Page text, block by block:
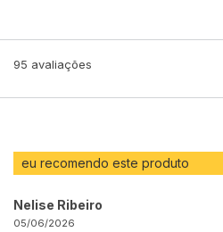
95 avaliações
eu recomendo este produto
Nelise Ribeiro
05/06/2026